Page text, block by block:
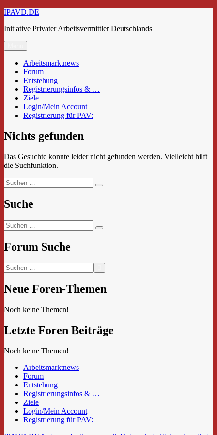
Zum
springen
IPAVD.DE
Initiative Privater Arbeitsvermittler Deutschlands
Arbeitsmarktnews
Forum
Entstehung
Registrierungsinfos & …
Ziele
Login/Mein Account
Registrierung für PAV:
Nichts gefunden
Das Gesuchte konnte leider nicht gefunden werden. Vielleicht hilft
die Suchfunktion.
Suchen
nach:
Suchen
Suche
Suchen
nach:
Suchen
Forum Suche
Neue Foren-Themen
Noch keine Themen!
Letzte Foren Beiträge
Noch keine Themen!
Arbeitsmarktnews
Forum
Entstehung
Registrierungsinfos & …
Ziele
Login/Mein Account
Registrierung für PAV: